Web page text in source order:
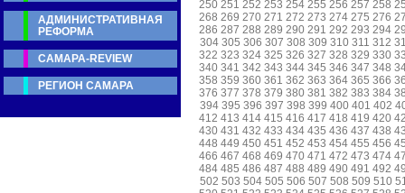
250 251 252 253 254 255 256 257 258
268 269 270 271 272 273 274 275 276
286 287 288 289 290 291 292 293 294
304 305 306 307 308 309 310 311 312
322 323 324 325 326 327 328 329 330
340 341 342 343 344 345 346 347 348
358 359 360 361 362 363 364 365 366
376 377 378 379 380 381 382 383 384
394 395 396 397 398 399 400 401 402
412 413 414 415 416 417 418 419 420
430 431 432 433 434 435 436 437 438
448 449 450 451 452 453 454 455 456
466 467 468 469 470 471 472 473 474
484 485 486 487 488 489 490 491 492
502 503 504 505 506 507 508 509 510
АДМИНИСТРАТИВНАЯ
РЕФОРМА
САМАРА-REVIEW
РЕГИОН САМАРА